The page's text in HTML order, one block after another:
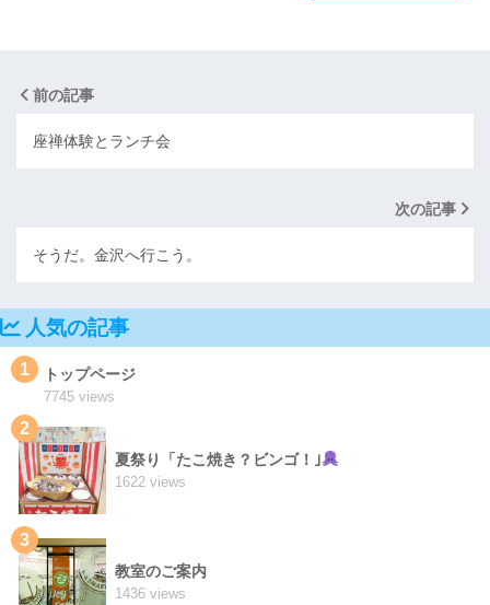
前の記事
座禅体験とランチ会
次の記事
そうだ。金沢へ行こう。
人気の記事
1 トップページ
7745 views
2
夏祭り「たこ焼き？ビンゴ！｣
1622 views
3
教室のご案内
1436 views